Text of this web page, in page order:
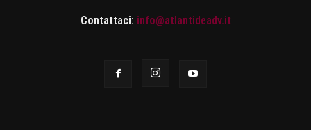
Contattaci: info@atlantideadv.it